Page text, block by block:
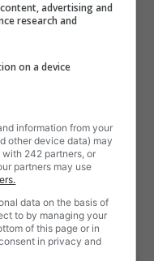
advertising and
research and
on a device
information from your
other device data) may
242 partners, or
partners may use
data on the basis of
to by managing your
of this page or in
in privacy and